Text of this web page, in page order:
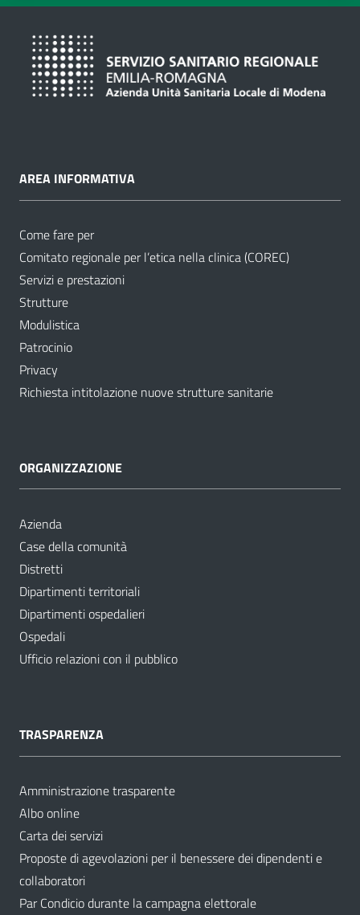
AREA INFORMATIVA
Come fare per
Comitato regionale per l’etica nella clinica (COREC)
Servizi e prestazioni
Strutture
Modulistica
Patrocinio
Privacy
Richiesta intitolazione nuove strutture sanitarie
ORGANIZZAZIONE
Azienda
Case della comunità
Distretti
Dipartimenti territoriali
Dipartimenti ospedalieri
Ospedali
Ufficio relazioni con il pubblico
TRASPARENZA
Amministrazione trasparente
Albo online
Carta dei servizi
Proposte di agevolazioni per il benessere dei dipendenti e
collaboratori
Par Condicio durante la campagna elettorale